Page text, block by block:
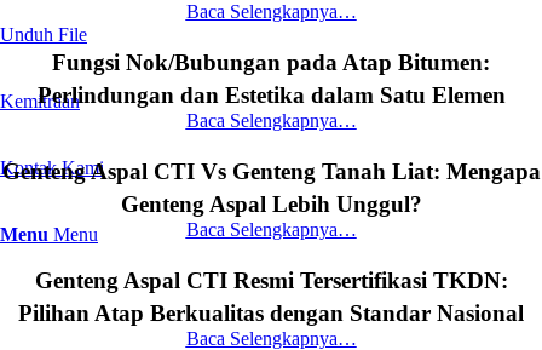
Unduh File
Kemitraan
Kontak Kami
Menu Menu
Baca Selengkapnya…
Fungsi Nok/Bubungan pada Atap Bitumen:
Perlindungan dan Estetika dalam Satu Elemen
Baca Selengkapnya…
Genteng Aspal CTI Vs Genteng Tanah Liat: Mengapa
Genteng Aspal Lebih Unggul?
Baca Selengkapnya…
Genteng Aspal CTI Resmi Tersertifikasi TKDN:
Pilihan Atap Berkualitas dengan Standar Nasional
Baca Selengkapnya…